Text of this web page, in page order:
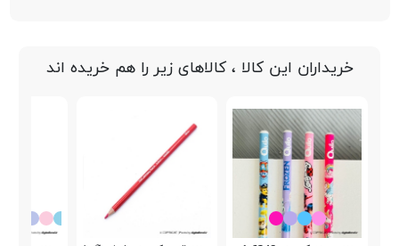
خریداران این کالا ، کالاهای زیر را هم خریده اند